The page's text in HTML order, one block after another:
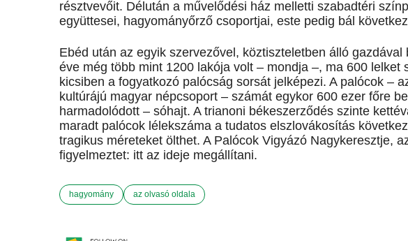
résztvevőit. Délután a művelődési ház melletti szabadtéri
együttesei, hagyományőrző csoportjai, este pedig bál
Ebéd után az egyik szervezővel, köztiszteletben álló
éve még több mint 1200 lakója volt – mondja –, ma 600 lelket
kicsiben a fogyatkozó palócság sorsát jelképezi. A palócok –
kultúrájú magyar népcsoport – számát egykor 600 ezer főre
harmadolódott – sóhajt. A trianoni békeszerződés szinte
maradt palócok lélekszáma a tudatos elszlovákosítás
tragikus méreteket ölthet. A Palócok Vigyázó Nagykeresztje,
figyelmeztet: itt az ideje megállítani.
hagyomány az olvasó oldala